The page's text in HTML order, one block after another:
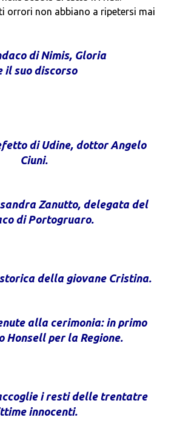
orrori non abbiano a ripetersi mai
di Nimis, Gloria
il suo discorso
di Udine, dottor Angelo
Ciuni.
Zanutto, delegata del
di Portogruaro.
della giovane Cristina.
alla cerimonia: in primo
Honsell per la Regione.
i resti delle trentatre
innocenti.